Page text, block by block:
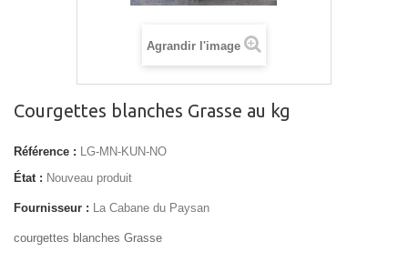
Agrandir l'image
Courgettes blanches Grasse au kg
Référence : LG-MN-KUN-NO
État : Nouveau produit
Fournisseur : La Cabane du Paysan
courgettes blanches Grasse